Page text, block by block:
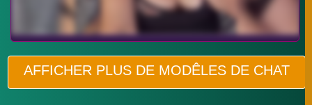
AFFICHER PLUS DE MODÊLES DE CHAT